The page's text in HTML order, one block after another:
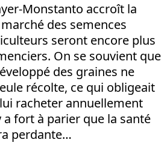
Monstanto accroît la
des semences
seront encore plus
On se souvient que
des graines ne
récolte, ce qui obligeait
racheter annuellement
a fort à parier que la santé
perdante…